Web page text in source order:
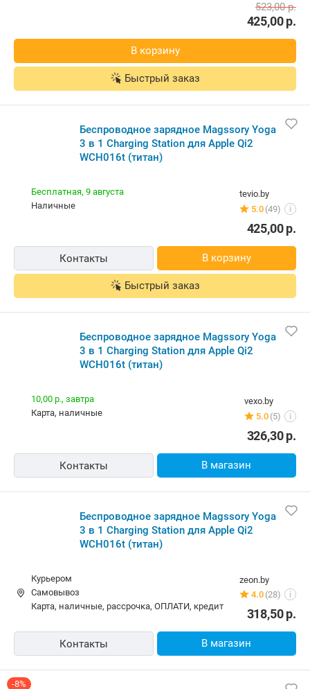
425,00р.
523,00р.
В корзину
Быстрый заказ
Беспроводное зарядное Magssory Yoga
3 в 1 Charging Station для Apple Qi2
WCH016t (титан)
tevio.by
5.0 (49) i
Бесплатная, 9 августа
наличные
425,00р.
Контакты В корзину
Быстрый заказ
Беспроводное зарядное Magssory Yoga
3 в 1 Charging Station для Apple Qi2
WCH016t (титан)
vexo.by
5.0 (5) i
10,00 р., завтра
карта, наличные
326,30р.
Контакты В магазин
Беспроводное зарядное Magssory Yoga
3 в 1 Charging Station для Apple Qi2
WCH016t (титан)
zeon.by
4.0 (28) i
Курьером
Самовывоз
карта, наличные, рассрочка, ОПЛАТИ, кредит
318,50р.
Контакты В магазин
-8%